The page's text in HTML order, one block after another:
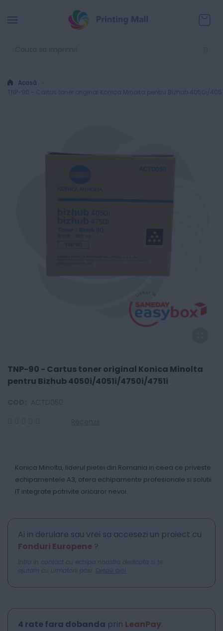
Acasă
TNP-90 - Cartus toner original Konica Minolta pentru Bizhub 4050i/
TNP-90 - Cartus toner original Konica Minolta
pentru Bizhub 4050i/4051i/4750i/4751i
Konica Minolta, liderul pietei din Romania in ceea ce priveste
echipamentele A3, ofera echipamente profesionale si solutii
IT integrate potrivite oricaror nevoi.
Ai in derulare sau vrei sa accesezi un proiect cu
Fonduri Europene ?
Intra in contact cu echipa noastra dedicata si te
ajutam cu urmatorii pasi. Detalii aici
4 rate fara dobanda prin LeanPay.